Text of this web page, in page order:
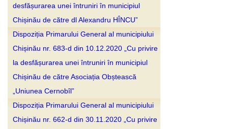
desfășurarea unei întruniri în municipiul
Chișinău de către dl Alexandru HÎNCU”
Dispoziția Primarului General al municipiului
Chișinău nr. 683-d din 10.12.2020 „Cu privire
la desfășurarea unei întruniri în municipiul
Chișinău de către Asociația Obștească
„Uniunea Cernobîl”
Dispoziția Primarului General al municipiului
Chișinău nr. 662-d din 30.11.2020 „Cu privire